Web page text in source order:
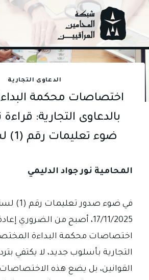
Skip
content
الدعاوى التجارية
اختصاصات محكمة
بالدعاوى التجارية:
ضوء تعليمات رقم (1) لسنة 2025
المحامية نور جواد الدليمي
17/11/2025، أصبح من الضروري
اختصاصات محكمة البداءة
التجارية بأسلوب جديد، لا يكتفي
القوانين، بل يضع هذه